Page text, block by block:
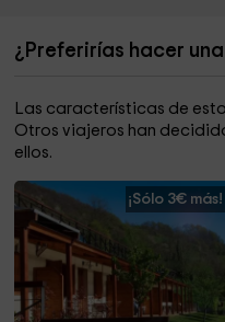
¿Preferirías hacer
Las características de
Otros viajeros han
ellos.
¡Sólo 3€ más!